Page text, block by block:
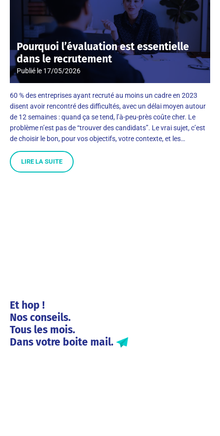
Pourquoi l’évaluation est essentielle
dans le recrutement
Publié le 17/05/2026
60 % des entreprises ayant recruté au moins un cadre en 2023
disent avoir rencontré des difficultés, avec un délai moyen autour
de 12 semaines : quand ça se tend, l’à-peu-près coûte cher. Le
problème n’est pas de “trouver des candidats”. Le vrai sujet, c’est
de choisir le bon, pour vos objectifs, votre contexte, et les…
LIRE LA SUITE
Et hop !
Nos conseils.
Tous les mois.
Dans votre boite mail.